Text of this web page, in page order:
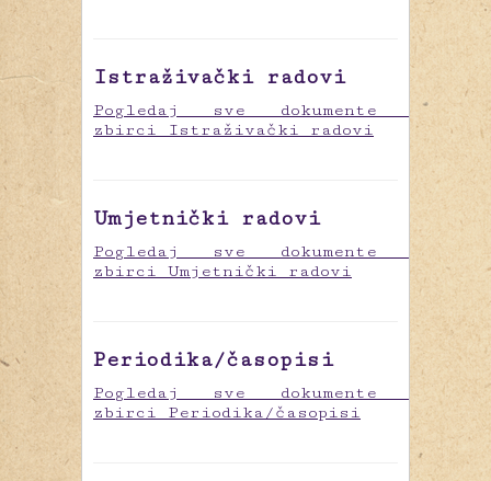
Istraživački radovi
Pogledaj sve dokumente u
zbirci Istraživački radovi
Umjetnički radovi
Pogledaj sve dokumente u
zbirci Umjetnički radovi
Periodika/časopisi
Pogledaj sve dokumente u
zbirci Periodika/časopisi